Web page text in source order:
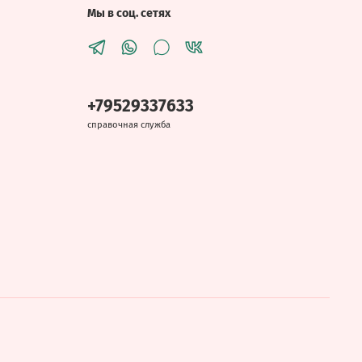
Мы в соц. сетях
+79529337633
справочная служба